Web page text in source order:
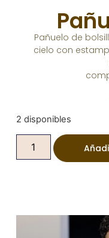
Pañuelo de
cielo con
2 disponibles